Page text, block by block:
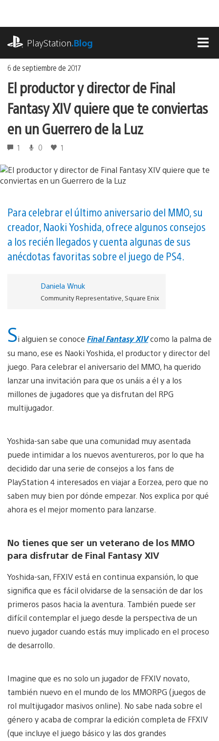
contenido
PlayStation.Blog
6 de septiembre de 2017
El productor y director de Final
Fantasy XIV quiere que te conviertas
en un Guerrero de la Luz
1 0 1
Para celebrar el último aniversario del MMO, su
creador, Naoki Yoshida, ofrece algunos consejos
a los recién llegados y cuenta algunas de sus
anécdotas favoritas sobre el juego de PS4.
Daniela Wnuk
Community Representative, Square Enix
Si alguien se conoce Final Fantasy XIVcomo la palma de
su mano, ese es Naoki Yoshida, el productor y director del
juego. Para celebrar el aniversario del MMO, ha querido
lanzar una invitación para que os unáis a él y a los
millones de jugadores que ya disfrutan del RPG
multijugador.
Yoshida-san sabe que una comunidad muy asentada
puede intimidar a los nuevos aventureros, por lo que ha
decidido dar una serie de consejos a los fans de
PlayStation 4 interesados en viajar a Eorzea, pero que no
saben muy bien por dónde empezar. Nos explica por qué
ahora es el mejor momento para lanzarse.
No tienes que ser un veterano de los MMO
para disfrutar de Final Fantasy XIV
Yoshida-san, FFXIV está en continua expansión, lo que
significa que es fácil olvidarse de la sensación de dar los
primeros pasos hacia la aventura. También puede ser
difícil contemplar el juego desde la perspectiva de un
nuevo jugador cuando estás muy implicado en el proceso
de desarrollo.
Imagine que es no solo un jugador de FFXIV novato,
también nuevo en el mundo de los MMORPG (juegos de
rol multijugador masivos online). No sabe nada sobre el
género y acaba de comprar la edición completa de FFXIV
(que incluye el juego básico y las dos grandes